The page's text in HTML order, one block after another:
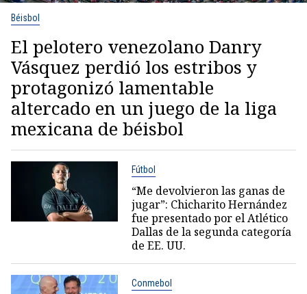
Béisbol
El pelotero venezolano Danry
Vásquez perdió los estribos y
protagonizó lamentable
altercado en un juego de la liga
mexicana de béisbol
Fútbol
“Me devolvieron las ganas de
jugar”: Chicharito Hernández
fue presentado por el Atlético
Dallas de la segunda categoría
de EE. UU.
Conmebol